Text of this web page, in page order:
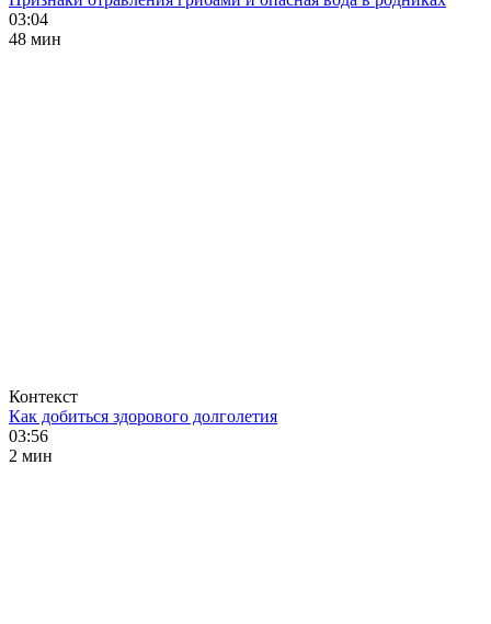
03:04
48 мин
Контекст
Как добиться здорового долголетия
03:56
2 мин